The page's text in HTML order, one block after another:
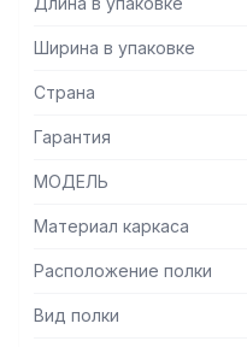
Ширина в упаковке
Страна
Гарантия
МОДЕЛЬ
Материал каркаса
Расположение полки
Вид полки